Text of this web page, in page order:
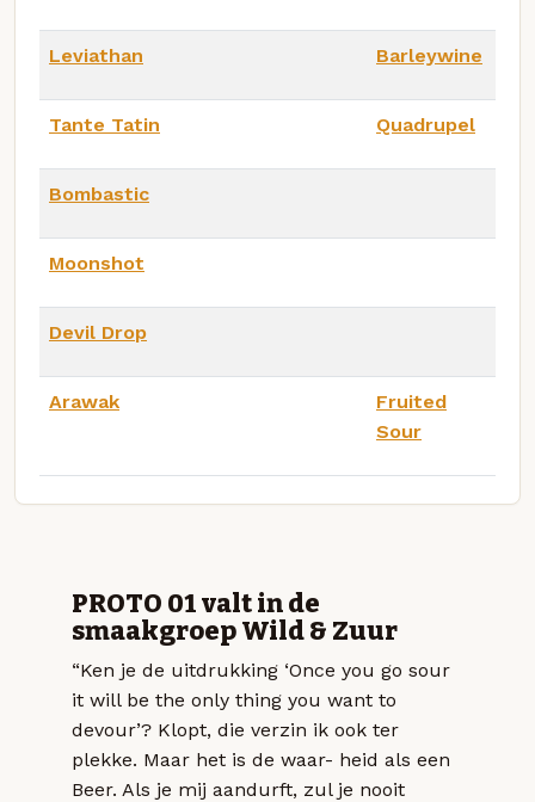
Leviathan Barleywine
Tante Tatin Quadrupel
Bombastic
Moonshot
Devil Drop
Arawak
Fruited
Sour
PROTO 01 valt in de
smaakgroep Wild & Zuur
“Ken je de uitdrukking ‘Once you go sour
it will be the only thing you want to
devour’? Klopt, die verzin ik ook ter
plekke. Maar het is de waar- heid als een
Beer. Als je mij aandurft, zul je nooit